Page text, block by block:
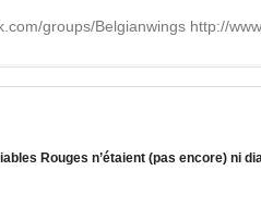
groups/Belgianwings http://
Rouges n’étaient (pas encore) ni